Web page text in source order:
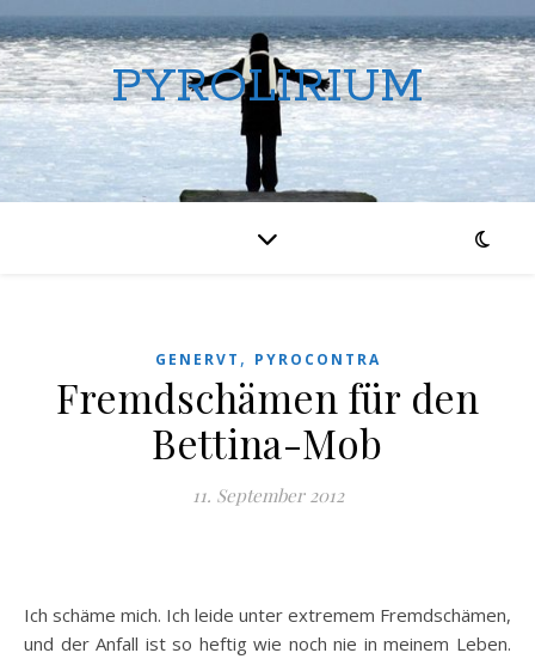
PYROLIRIUM
GENERVT , PYROCONTRA
Fremdschämen für den
Bettina-Mob
11. September 2012
Ich schäme mich. Ich leide unter extremem Fremdschämen,
und der Anfall ist so heftig wie noch nie in meinem Leben.